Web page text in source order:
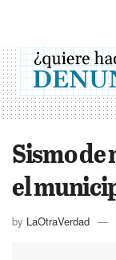
Sismo de
el
by LaOtraVerdad